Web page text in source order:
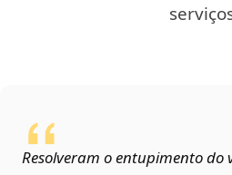
Resolveram o entupimento